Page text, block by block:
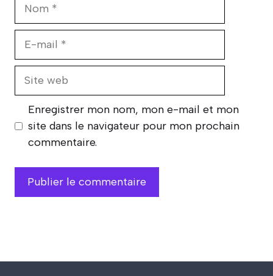
Enregistrer mon nom, mon e-mail et mon
site dans le navigateur pour mon prochain
commentaire.